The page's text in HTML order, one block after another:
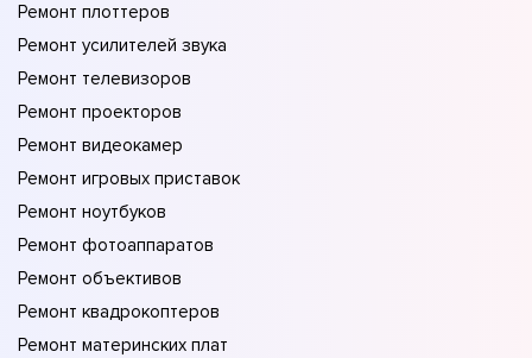
Ремонт плоттеров
Ремонт усилителей звука
Ремонт телевизоров
Ремонт проекторов
Ремонт видеокамер
Ремонт игровых приставок
Ремонт ноутбуков
Ремонт фотоаппаратов
Ремонт объективов
Ремонт квадрокоптеров
Ремонт материнских плат